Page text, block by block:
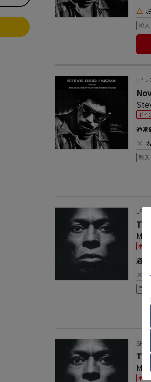
△
輸入
LPレ
ポイ
通常
×
輸入
LPレ
ポイ
通常
×
国内
SHM-
ポイ